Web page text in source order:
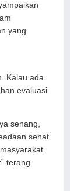
yang
Kalau ada
evaluasi
senang,
sehat
terang